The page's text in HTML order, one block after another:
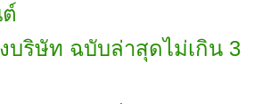
บริษัท ฉบับล่าสุดไม่เกิน 3